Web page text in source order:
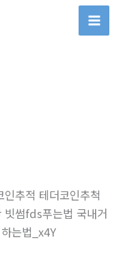
추적 테더코인추척
빗썸fds푸는법 국내거
는법_x4Y